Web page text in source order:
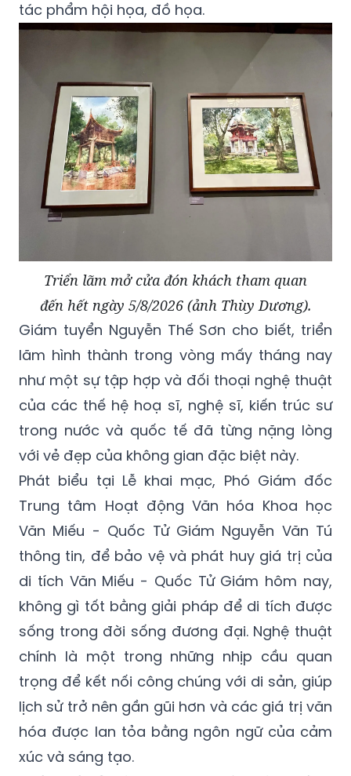
tác phẩm hội họa, đồ họa.
Triển lãm mở cửa đón khách tham quan
đến hết ngày 5/8/2026 (ảnh Thùy Dương).
Giám tuyển Nguyễn Thế Sơn cho biết, triển
lãm hình thành trong vòng mấy tháng nay
như một sự tập hợp và đối thoại nghệ thuật
của các thế hệ hoạ sĩ, nghệ sĩ, kiến trúc sư
trong nước và quốc tế đã từng nặng lòng
với vẻ đẹp của không gian đặc biệt này.
Phát biểu tại Lễ khai mạc, Phó Giám đốc
Trung tâm Hoạt động Văn hóa Khoa học
Văn Miếu - Quốc Tử Giám Nguyễn Văn Tú
thông tin, để bảo vệ và phát huy giá trị của
di tích Văn Miếu - Quốc Tử Giám hôm nay,
không gì tốt bằng giải pháp để di tích được
sống trong đời sống đương đại. Nghệ thuật
chính là một trong những nhịp cầu quan
trọng để kết nối công chúng với di sản, giúp
lịch sử trở nên gần gũi hơn và các giá trị văn
hóa được lan tỏa bằng ngôn ngữ của cảm
xúc và sáng tạo.